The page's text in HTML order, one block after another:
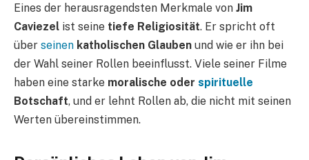
Eines der herausragendsten Merkmale von Jim
Caviezel ist seine tiefe Religiosität. Er spricht oft
über seinen katholischen Glauben und wie er ihn bei
der Wahl seiner Rollen beeinflusst. Viele seiner Filme
haben eine starke moralische oder spirituelle
Botschaft, und er lehnt Rollen ab, die nicht mit seinen
Werten übereinstimmen.